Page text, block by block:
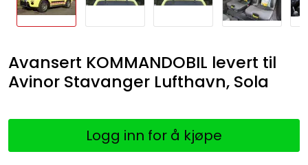
Avansert KOMMANDOBIL levert til
Avinor Stavanger Lufthavn, Sola
Logg inn for å kjøpe